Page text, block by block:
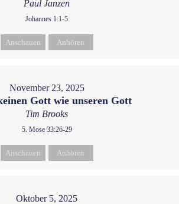
Paul Janzen
Johannes 1:1-5
Anschauen Anhören
November 23, 2025
Gott wie unseren Gott
Tim Brooks
5. Mose 33:26-29
Anschauen Anhören
Oktober 5, 2025